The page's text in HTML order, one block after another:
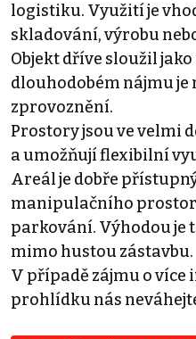
logistiku. Využití je
skladování, výrobu
Objekt dříve sloužil
dlouhodobém nájmu je
zprovoznění.
Prostory jsou ve velmi
a umožňují flexibilní
Areál je dobře
manipulačního
parkování. Výhodou je
mimo hustou zástavbu.
V případě zájmu o více
prohlídku nás